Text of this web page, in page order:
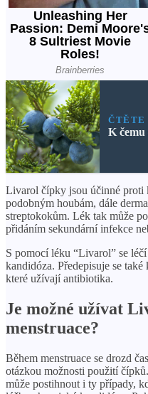
ČTĚTE
K čemu
Livarol čípky jsou účinné proti
podobným houbám, dále
streptokokům. Lék tak může
přidáním sekundární infekce
S pomocí léku “Livarol” se
kandidóza. Předepisuje se
které užívají antibiotika.
Je možné užívat
menstruace?
Během menstruace se drozd
otázkou možnosti použití
může postihnout i ty případy,